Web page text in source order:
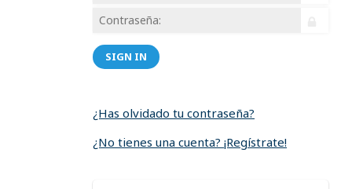
SIGN IN
¿Has olvidado tu contraseña?
¿No tienes una cuenta? ¡Regístrate!